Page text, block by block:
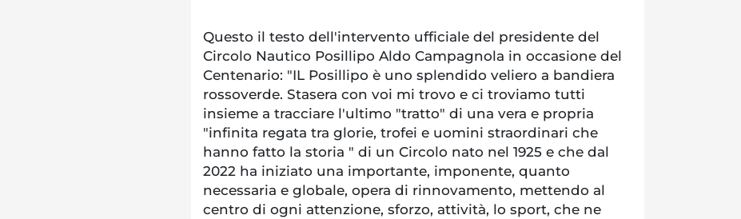
Questo il testo dell'intervento ufficiale del presidente del
Circolo Nautico Posillipo Aldo Campagnola in occasione del
Centenario: "IL Posillipo è uno splendido veliero a bandiera
rossoverde. Stasera con voi mi trovo e ci troviamo tutti
insieme a tracciare l'ultimo "tratto" di una vera e propria
"infinita regata tra glorie, trofei e uomini straordinari che
hanno fatto la storia " di un Circolo nato nel 1925 e che dal
2022 ha iniziato una importante, imponente, quanto
necessaria e globale, opera di rinnovamento, mettendo al
centro di ogni attenzione, sforzo, attività, lo sport, che ne